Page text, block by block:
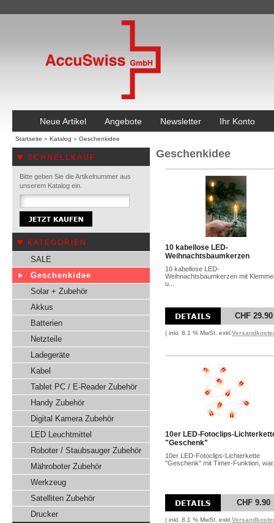
Neue Artikel Angebote Newsletter Ihr Konto
Startseite » Katalog » Geschenkidee
SCHNELLKAUF
Bitte geben Sie die Artikelnummer aus
unserem Katalog ein.
KATEGORIEN
SALE
Geschenkidee
Solar + Zubehör
Akkus
Batterien
Netzteile
Ladegeräte
Kabel
Tablet PC / E-Reader Zubehör
Handy Zubehör
Digital Kamera Zubehör
LED Leuchtmittel
Roboter / Staubsauger Zubehör
Mähroboter Zubehör
Werkzeug
Satelliten Zubehör
Drucker
Geschenkidee
10 kabellose LED-
Weihnachtsbaumkerzen
10 kabellose LED-
Weihnachtsbaumkerzen mit
u...
CHF 29.90
( inkl. 8.1 % MwSt. exkl.
10er LED-Fotoclips-
"Geschenk"
10er LED-Fotoclips-Lichterkette
"Geschenk" mit Timer-Funktion,
CHF 9.90
( inkl. 8.1 % MwSt. exkl.